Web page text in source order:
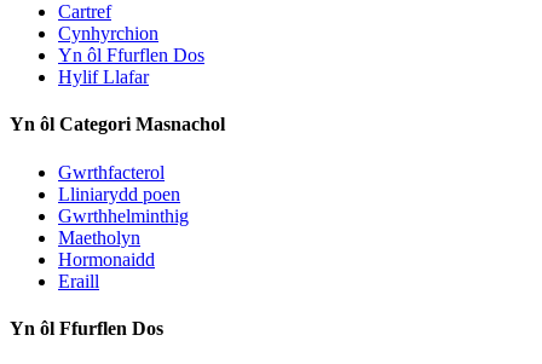
Cartref
Cynhyrchion
Yn ôl Ffurflen Dos
Hylif Llafar
Yn ôl Categori Masnachol
Gwrthfacterol
Lliniarydd poen
Gwrthhelminthig
Maetholyn
Hormonaidd
Eraill
Yn ôl Ffurflen Dos